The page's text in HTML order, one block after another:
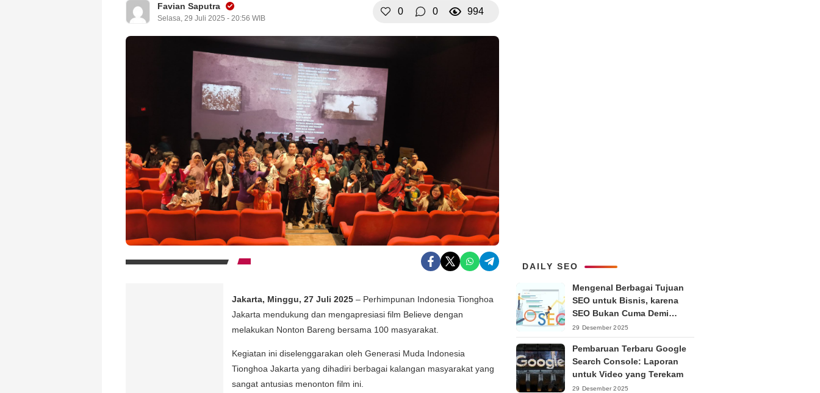
Favian Saputra
Selasa, 29 Juli 2025 - 20:56 WIB
0 0 994
Jakarta, Minggu, 27 Juli 2025 – Perhimpunan Indonesia Tionghoa
Jakarta mendukung dan mengapresiasi film Believe dengan
melakukan Nonton Bareng bersama 100 masyarakat.
Kegiatan ini diselenggarakan oleh Generasi Muda Indonesia
Tionghoa Jakarta yang dihadiri berbagai kalangan masyarakat yang
sangat antusias menonton film ini.
DAILY SEO
Mengenal Berbagai Tujuan
SEO untuk Bisnis, karena
SEO Bukan Cuma Demi
Ranking
29 Desember 2025
Pembaruan Terbaru Google
Search Console: Laporan
untuk Video yang Terekam
29 Desember 2025